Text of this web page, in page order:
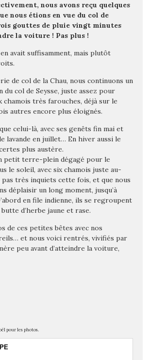
nous avons reçu quelques
nous étions en vue du col de
gouttes de pluie vingt minutes
la voiture ! Pas plus !
avait suffisamment, mais plutôt
de col de la Chau, nous continuons un
du col de Seysse, juste assez pour
chamois très farouches, déjà sur le
autres encore plus éloignés.
celui-là, avec ses genêts fin mai et
lavande en juillet… En hiver aussi le
plus austère.
petit terre-plein dégagé pour le
le soleil, avec six chamois juste au-
pas très inquiets cette fois, et que nous
déplaisir un long moment, jusqu’à
en file indienne, ils se regroupent
d’herbe jaune et rase.
de ces petites bêtes avec nos
et nous voici rentrés, vivifiés par
peu avant d’atteindre la voiture,
pour les photos.